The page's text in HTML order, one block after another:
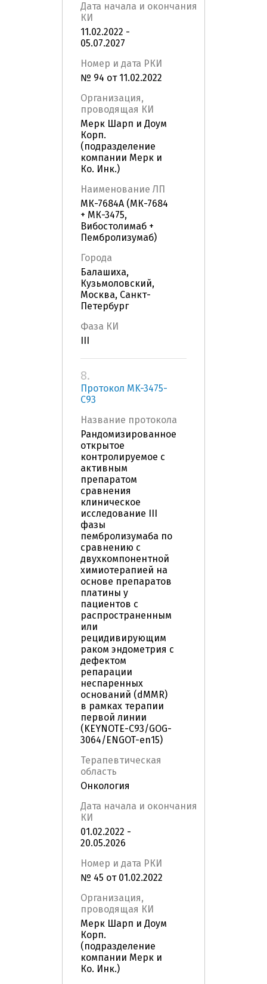
Дата начала и окончания
КИ
11.02.2022 -
05.07.2027
Номер и дата РКИ
№ 94 от 11.02.2022
Организация,
проводящая КИ
Мерк Шарп и Доум
Корп.
(подразделение
компании Мерк и
Ко. Инк.)
Наименование ЛП
МК-7684А (МК-7684
+ МК-3475,
Вибостолимаб +
Пембролизумаб)
Города
Балашиха,
Кузьмоловский,
Москва, Санкт-
Петербург
Фаза КИ
8.
Протокол MK-3475-
С93
Название протокола
Рандомизированное
открытое
контролируемое с
активным
препаратом
сравнения
клиническое
исследование III
фазы
пембролизумаба по
сравнению c
двухкомпонентной
химиотерапией на
основе препаратов
платины у
пациентов с
распространенным
или
рецидивирующим
раком эндометрия с
дефектом
репарации
неспаренных
оснований (dMMR)
в рамках терапии
первой линии
(KEYNOTE-C93/GOG-
3064/ENGOT-en15)
Терапевтическая
область
Онкология
Дата начала и окончания
КИ
01.02.2022 -
20.05.2026
Номер и дата РКИ
№ 45 от 01.02.2022
Организация,
проводящая КИ
Мерк Шарп и Доум
Корп.
(подразделение
компании Мерк и
Ко. Инк.)